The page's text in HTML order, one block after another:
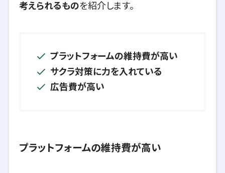
考えられるものを紹介します。
プラットフォームの維持費が高い
サクラ対策に力を入れている
広告費が高い
プラットフォームの維持費が高い